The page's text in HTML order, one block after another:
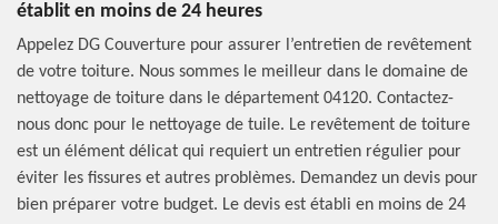
établit en moins de 24 heures
Appelez DG Couverture pour assurer l’entretien de revêtement
de votre toiture. Nous sommes le meilleur dans le domaine de
nettoyage de toiture dans le département 04120. Contactez-
nous donc pour le nettoyage de tuile. Le revêtement de toiture
est un élément délicat qui requiert un entretien régulier pour
éviter les fissures et autres problèmes. Demandez un devis pour
bien préparer votre budget. Le devis est établi en moins de 24